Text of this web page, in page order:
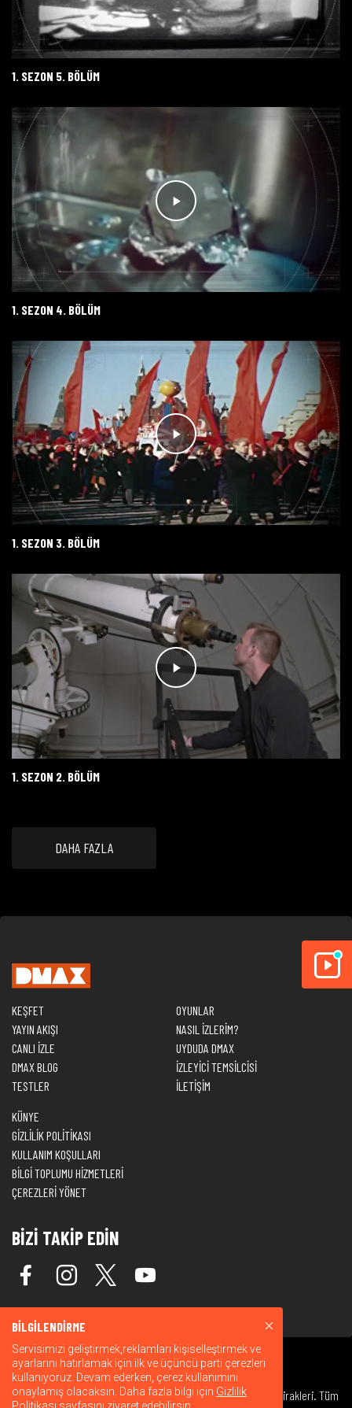
1. SEZON 5. BÖLÜM
1. SEZON 4. BÖLÜM
1. SEZON 3. BÖLÜM
1. SEZON 2. BÖLÜM
DAHA FAZLA
KEŞFET
YAYIN AKIŞI
CANLI İZLE
DMAX BLOG
TESTLER
OYUNLAR
NASIL İZLERİM?
UYDUDA DMAX
İZLEYİCİ TEMSİLCİSİ
İLETİŞİM
KÜNYE
GİZLİLİK POLİTİKASI
KULLANIM KOŞULLARI
BİLGİ TOPLUMU HİZMETLERİ
ÇEREZLERİ YÖNET
BİZİ TAKİP EDİN
© 2026 Warner Bros. Discovery, Inc. veya bağlı kuruluşları ve iştirakleri. Tüm
BİLGİLENDİRME
Servisimizi geliştirmek,reklamları kişiselleştirmek ve
ayarlarını hatırlamak için ilk ve üçüncü parti çerezleri
kullanıyoruz. Devam ederken, çerez kullanımını
onaylamış olacaksın. Daha fazla bilgi için Gizlilik